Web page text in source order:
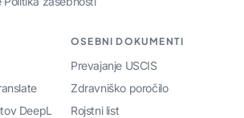
DeepL
OSEBNI DOKUMENTI
Prevajanje USCIS
Zdravniško poročilo
Rojstni list